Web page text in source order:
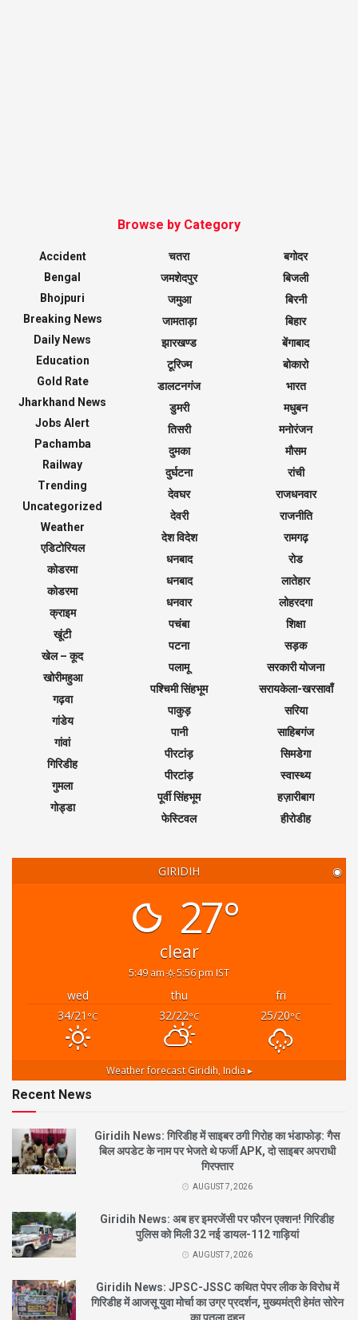
Browse by Category
Accident
Bengal
Bhojpuri
Breaking News
Daily News
Education
Gold Rate
Jharkhand News
Jobs Alert
Pachamba
Railway
Trending
Uncategorized
Weather
एडिटोरियल
कोडरमा
कोडरमा
क्राइम
खूंटी
खेल – कूद
खोरीमहुआ
गढ़वा
गांडेय
गांवां
गिरिडीह
गुमला
गोड्डा
चतरा
जमशेदपुर
जमुआ
जामताड़ा
झारखण्ड
टूरिज्म
डालटनगंज
डुमरी
तिसरी
दुमका
दुर्घटना
देवघर
देवरी
देश विदेश
धनबाद
धनबाद
धनवार
पचंबा
पटना
पलामू
पश्चिमी सिंहभूम
पाकुड़
पानी
पीरटांड़
पीरटांड़
पूर्वी सिंहभूम
फेस्टिवल
बगोदर
बिजली
बिरनी
बिहार
बेंगाबाद
बोकारो
भारत
मधुबन
मनोरंजन
मौसम
रांची
राजधनवार
राजनीति
रामगढ़
रोड
लातेहार
लोहरदगा
शिक्षा
सड़क
सरकारी योजना
सरायकेला-खरसावाँ
सरिया
साहिबगंज
सिमडेगा
स्वास्थ्य
हज़ारीबाग
हीरोडीह
GIRIDIH ◉
27°
clear
5:49 am 5:56 pm IST
wed thu
fri
34/21 °C 32/22°C 25/20°C
Weather forecast Giridih, India ▸
Recent News
Giridih News: गिरिडीह में साइबर ठगी गिरोह का भंडाफोड़: गैस
बिल अपडेट के नाम पर भेजते थे फर्जी APK, दो साइबर अपराधी
गिरफ्तार
AUGUST 7, 2026
Giridih News: अब हर इमरजेंसी पर फौरन एक्शन! गिरिडीह
पुलिस को मिली 32 नई डायल-112 गाड़ियां
AUGUST 7, 2026
Giridih News: JPSC-JSSC कथित पेपर लीक के विरोध में
गिरिडीह में आजसू युवा मोर्चा का उग्र प्रदर्शन, मुख्यमंत्री हेमंत सोरेन